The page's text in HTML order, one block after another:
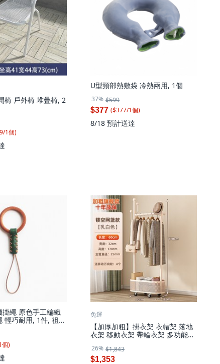
椅 戶外椅 堆疊椅, 2
/1個)
U型頸部熱敷袋 冷熱兩用, 1個
37% $599
$377 ($377/1個)
8/18 預計送達
掛繩 原色手工編織
輕巧耐用, 1件, 祖母
個)
免運
【加厚加粗】掛衣架 衣帽架 落地
衣架 移動衣架 帶輪衣架 多功能置
設計 加粗管徑 穩固耐用 居家必備,
奶油白
26% $1,843
$1,353